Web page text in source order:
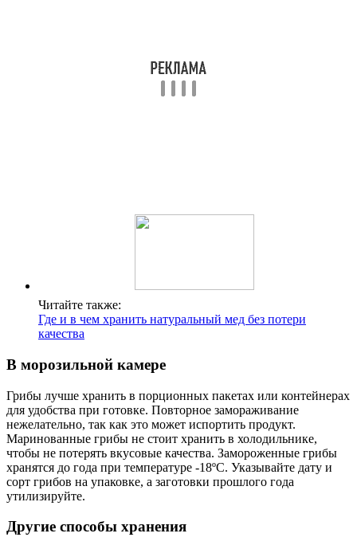
Читайте также:
Где и в чем хранить натуральный мед без потери
качества
В морозильной камере
Грибы лучше хранить в порционных пакетах или контейнерах
для удобства при готовке. Повторное замораживание
нежелательно, так как это может испортить продукт.
Маринованные грибы не стоит хранить в холодильнике,
чтобы не потерять вкусовые качества. Замороженные грибы
хранятся до года при температуре -18ºС. Указывайте дату и
сорт грибов на упаковке, а заготовки прошлого года
утилизируйте.
Другие способы хранения